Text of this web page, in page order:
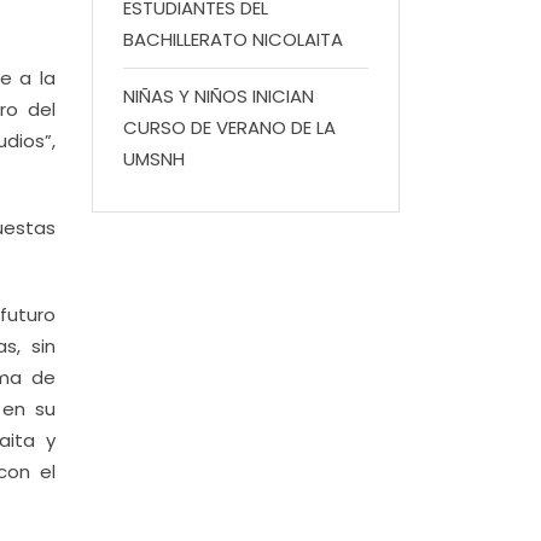
a la
del
sin
de
su
y
el
ESTUDIANTES DEL
BACHILLERATO NICOLAITA
NIÑAS Y NIÑOS INICIAN
CURSO DE VERANO DE LA
UMSNH